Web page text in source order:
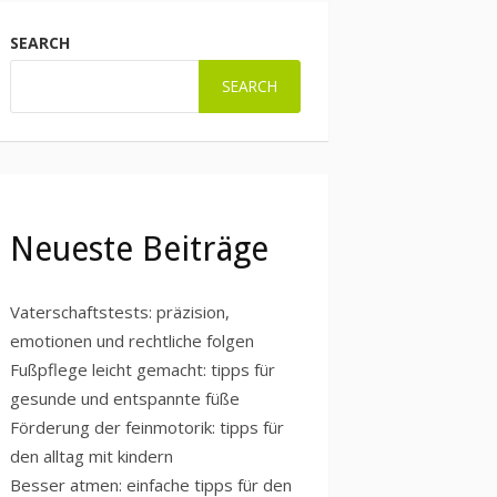
SEARCH
SEARCH
Neueste Beiträge
Vaterschaftstests: präzision,
emotionen und rechtliche folgen
Fußpflege leicht gemacht: tipps für
gesunde und entspannte füße
Förderung der feinmotorik: tipps für
den alltag mit kindern
Besser atmen: einfache tipps für den